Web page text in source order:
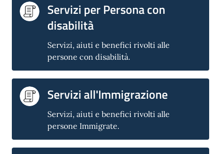
Servizi per Persona con
disabilità
Servizi, aiuti e benefici rivolti alle
persone con disabilità.
Servizi all'Immigrazione
Servizi, aiuti e benefici rivolti alle
persone Immigrate.